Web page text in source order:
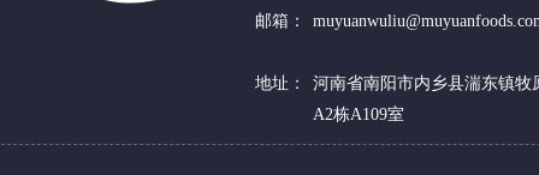
邮箱：
地址：
河南省南阳市内乡县湍东镇牧
A2栋A109室